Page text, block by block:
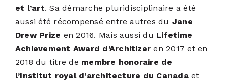
et l’art. Sa démarche pluridisciplinaire a été
aussi été récompensé entre autres du Jane
Drew Prize en 2016. Mais aussi du Lifetime
Achievement Award d’Architizeren 2017 et en
2018 du titre de membre honoraire de
l’Institut royal d’architecture du Canadaet